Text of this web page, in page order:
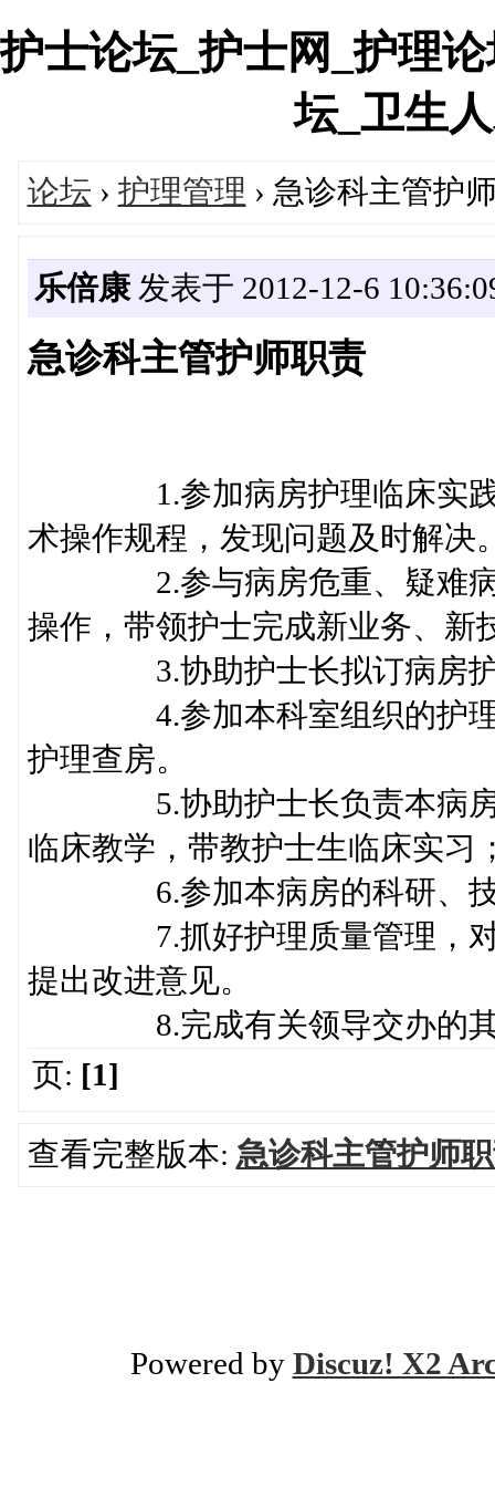
护士论坛_护士网_护理
坛_卫生
论坛 › 护理管理 › 急诊科主管护
乐倍康发表于 2012-12-6
急诊科主管护师职责
1.参加病房护理临床实践，
术操作规程，发现问题及时解决
2.参与病房危重、疑难病人
操作，带领护士完成新业务、新
3.协助护士长拟订病房护理
4.参加本科室组织的护理查
护理查房。
5.协助护士长负责本病房护
临床教学，带教护士生临床实习
6.参加本病房的科研、技术
7.抓好护理质量管理，对病
提出改进意见。
8.完成有关领导交办的其
页: [1]
查看完整版本: 急诊科主管护师
Powered by Discuz! X2